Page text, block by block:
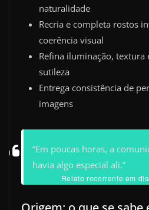
naturalidade
Recria e completa rostos
coerência visual
Refina iluminação, textura
sutileza
Entrega consistência de
imagens
“Em poucas horas, a
havia algo especial ali.”
Relato recorrente em